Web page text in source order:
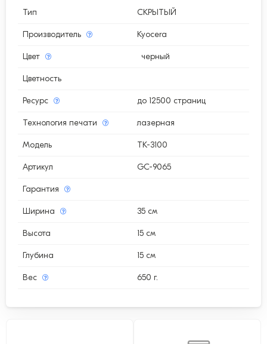
Тип СКРЫТЫЙ
Производитель Kyocera
Цвет черный
Цветность
Ресурс до 12500 страниц
Технология печати лазерная
Модель TK-3100
Артикул GC-9065
Гарантия
Ширина 35 см
Высота 15 см
Глубина 15 см
Вес 650 г.